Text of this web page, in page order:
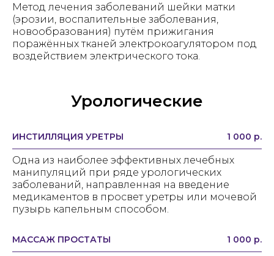
Метод лечения заболеваний шейки матки
(эрозии, воспалительные заболевания,
новообразования) путём прижигания
поражённых тканей электрокоагулятором под
воздействием электрического тока.
Урологические
ИНСТИЛЛЯЦИЯ УРЕТРЫ 1 000 р.
Одна из наиболее эффективных лечебных
манипуляций при ряде урологических
заболеваний, направленная на введение
медикаментов в просвет уретры или мочевой
пузырь капельным способом.
МАССАЖ ПРОСТАТЫ 1 000 р.